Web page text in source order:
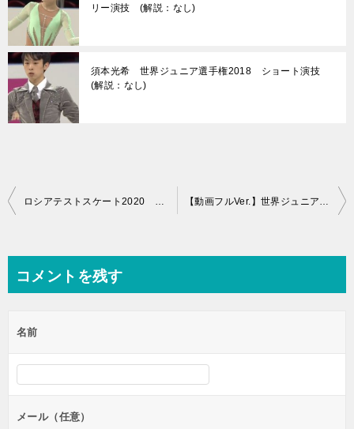
リー演技 (解説：なし)
須本光希 世界ジュニア選手権2018 ショート演技
(解説：なし)
投
ビ
ー
コメントを残す
名前
メール（任意）